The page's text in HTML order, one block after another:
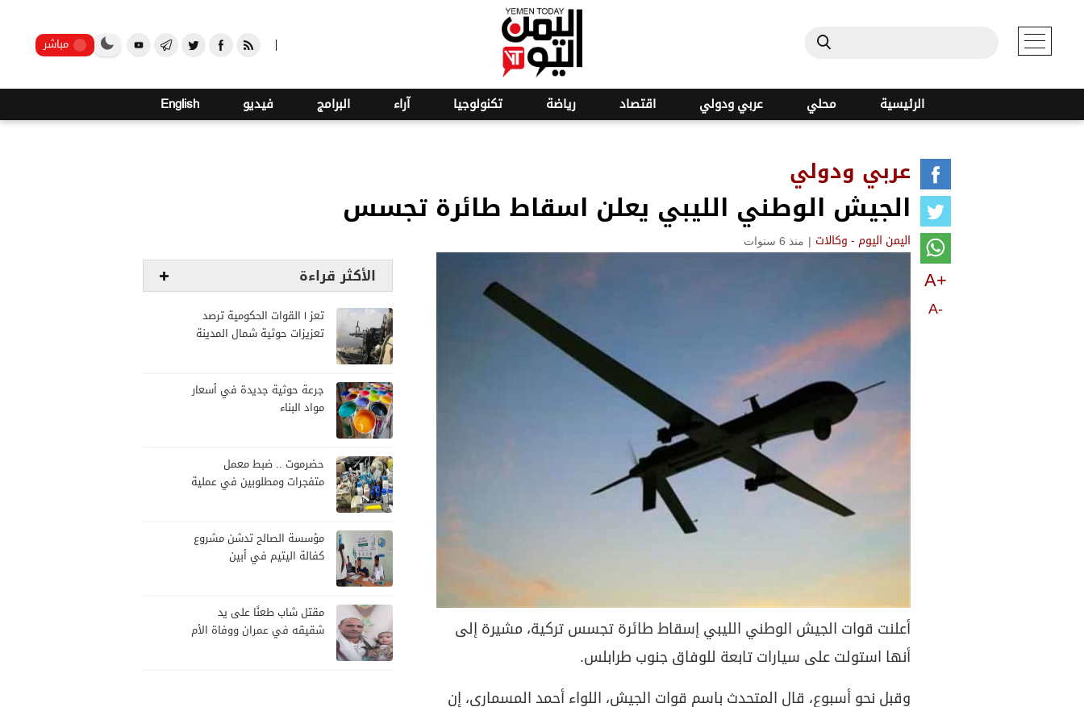
مباشر
الرئيسية محلي عربي ودولي اقتصاد رياضة تكنولوجيا آراء البرامج فيديو English
عربي ودولي
الجيش الوطني الليبي يعلن اسقاط طائرة تجسس
اليمن اليوم - وكالات | منذ 6 سنوات
A+
A-
أعلنت قوات الجيش الوطني الليبي إسقاط طائرة تجسس تركية، مشيرة إلى
أنها استولت على سيارات تابعة للوفاق جنوب طرابلس.
وقبل نحو أسبوع، قال المتحدث باسم قوات الجيش، اللواء أحمد المسماري، إن
الأكثر قراءة
تعز | القوات الحكومية ترصد
تعزيزات حوثية شمال المدينة
جرعة حوثية جديدة في أسعار
مواد البناء
حضرموت .. ضبط معمل
متفجرات ومطلوبين في عملية
مؤسسة الصالح تدشن مشروع
كفالة اليتيم في أبين
مقتل شاب طعنًا على يد
شقيقه في عمران ووفاة الأم